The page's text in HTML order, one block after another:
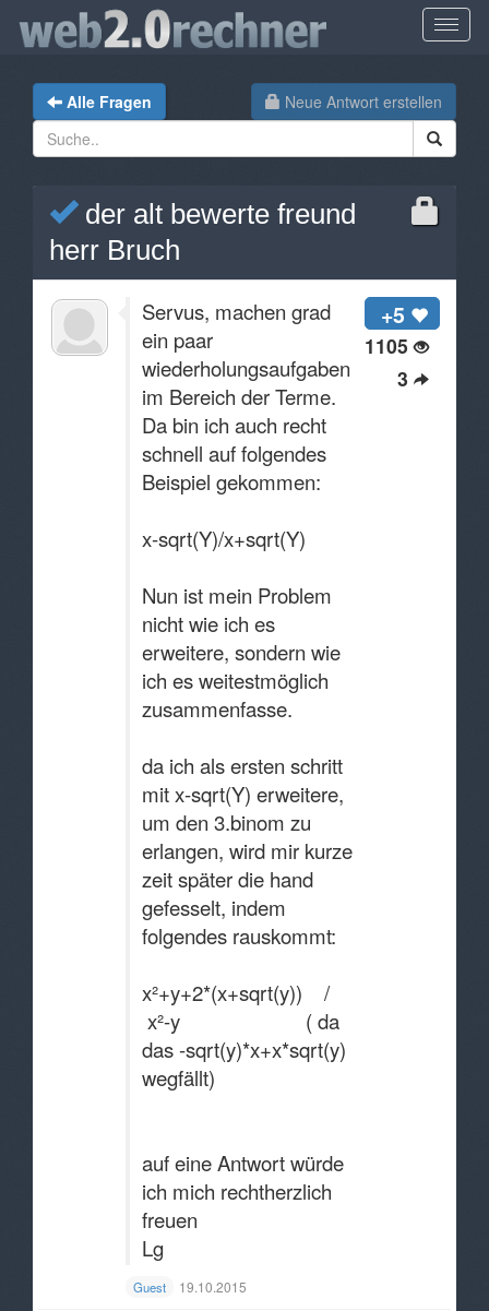
Neue Antwort erstellen
Alle Fragen
der alt bewerte freund
herr Bruch
+5
1105
3
Servus, machen grad
ein paar
wiederholungsaufgaben
im Bereich der Terme.
Da bin ich auch recht
schnell auf folgendes
Beispiel gekommen:
x-sqrt(Y)/x+sqrt(Y)
Nun ist mein Problem
nicht wie ich es
erweitere, sondern wie
ich es weitestmöglich
zusammenfasse.
da ich als ersten schritt
mit x-sqrt(Y) erweitere,
um den 3.binom zu
erlangen, wird mir kurze
zeit später die hand
gefesselt, indem
folgendes rauskommt:
x²+y+2*(x+sqrt(y)) /
x²-y ( da
das -sqrt(y)*x+x*sqrt(y)
wegfällt)
auf eine Antwort würde
ich mich rechtherzlich
freuen
Lg
Guest 19.10.2015